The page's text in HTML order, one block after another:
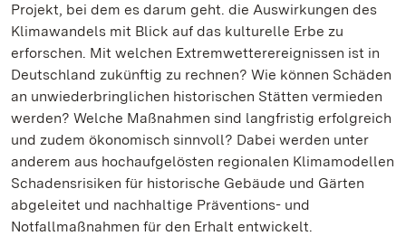
Projekt, bei dem es darum geht. die Auswirkungen des
Klimawandels mit Blick auf das kulturelle Erbe zu
erforschen. Mit welchen Extremwetterereignissen ist in
Deutschland zukünftig zu rechnen? Wie können Schäden
an unwiederbringlichen historischen Stätten vermieden
werden? Welche Maßnahmen sind langfristig erfolgreich
und zudem ökonomisch sinnvoll? Dabei werden unter
anderem aus hochaufgelösten regionalen Klimamodellen
Schadensrisiken für historische Gebäude und Gärten
abgeleitet und nachhaltige Präventions- und
Notfallmaßnahmen für den Erhalt entwickelt.